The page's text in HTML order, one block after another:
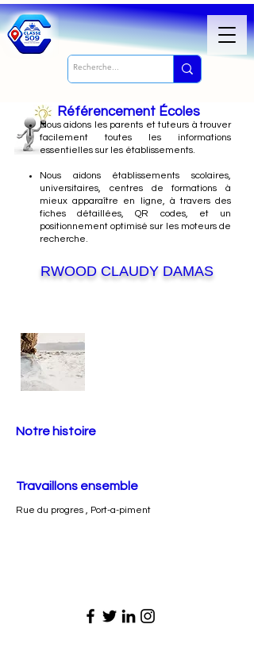
Référencement Écoles
Nousaidons les parents et tuteurs à trouver
facilement toutes les informations
essentielles sur les établissements.
Nous aidons établissements scolaires,
universitaires, centres de formations à
mieux apparaître en ligne, à travers des
fiches détaillées, QR codes, et un
positionnement optimisé sur les moteurs de
recherche.
RWOOD CLAUDY DAMAS
Notre histoire
Travaillons ensemble
Rue du progres , Port-a-piment